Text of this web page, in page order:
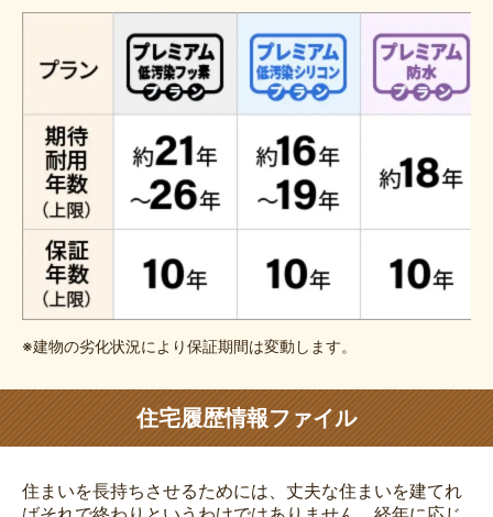
※建物の劣化状況により保証期間は変動します。
住宅履歴情報ファイル
住まいを長持ちさせるためには、丈夫な住まいを建てれ